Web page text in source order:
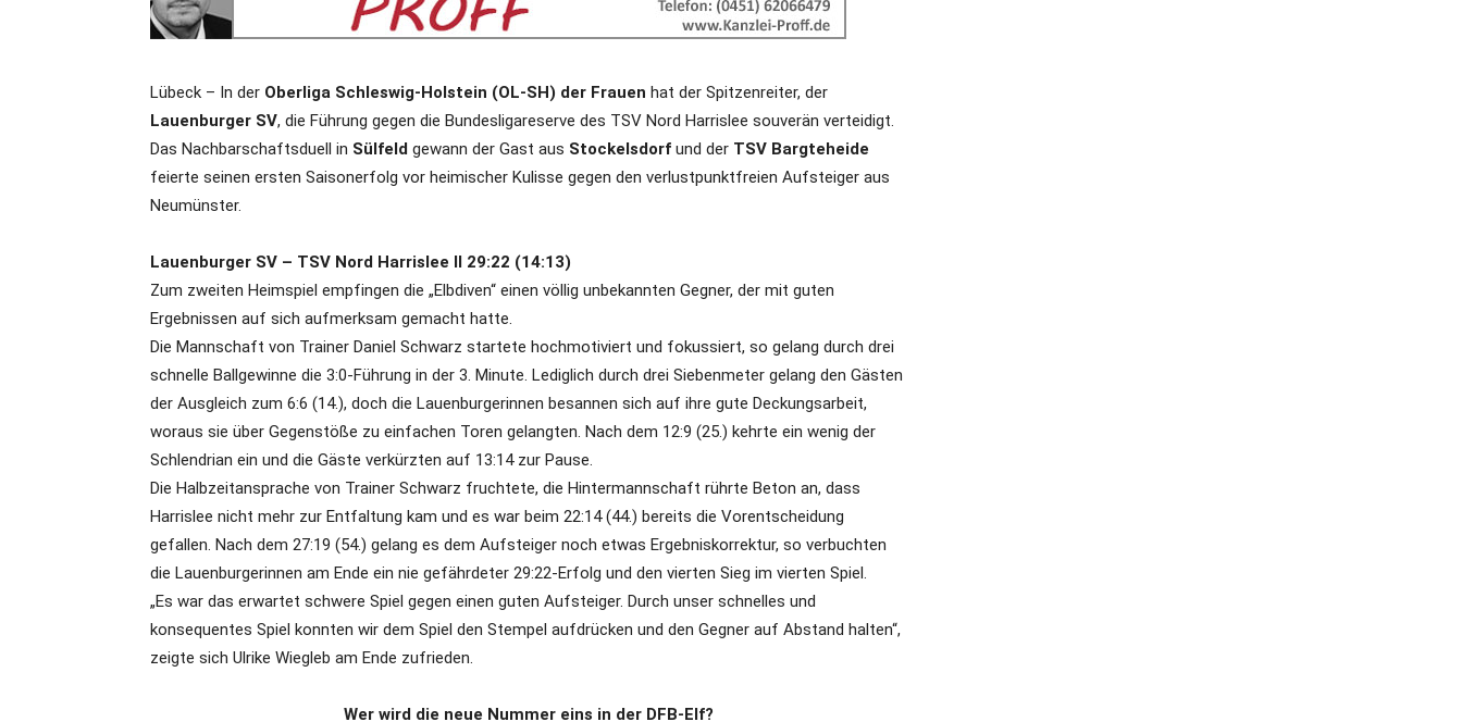
Lübeck – In der Oberliga Schleswig-Holstein (OL-SH) der Frauen hat der Spitzenreiter, der
Lauenburger SV, die Führung gegen die Bundesligareserve des TSV Nord Harrislee souverän verteidigt.
Das Nachbarschaftsduell in Sülfeld gewann der Gast aus Stockelsdorf und der TSV Bargteheide
feierte seinen ersten Saisonerfolg vor heimischer Kulisse gegen den verlustpunktfreien Aufsteiger aus
Neumünster.
Lauenburger SV – TSV Nord Harrislee II 29:22 (14:13)
Zum zweiten Heimspiel empfingen die „Elbdiven“ einen völlig unbekannten Gegner, der mit guten
Ergebnissen auf sich aufmerksam gemacht hatte.
Die Mannschaft von Trainer Daniel Schwarz startete hochmotiviert und fokussiert, so gelang durch drei
schnelle Ballgewinne die 3:0-Führung in der 3. Minute. Lediglich durch drei Siebenmeter gelang den Gästen
der Ausgleich zum 6:6 (14.), doch die Lauenburgerinnen besannen sich auf ihre gute Deckungsarbeit,
woraus sie über Gegenstöße zu einfachen Toren gelangten. Nach dem 12:9 (25.) kehrte ein wenig der
Schlendrian ein und die Gäste verkürzten auf 13:14 zur Pause.
Die Halbzeitansprache von Trainer Schwarz fruchtete, die Hintermannschaft rührte Beton an, dass
Harrislee nicht mehr zur Entfaltung kam und es war beim 22:14 (44.) bereits die Vorentscheidung
gefallen. Nach dem 27:19 (54.) gelang es dem Aufsteiger noch etwas Ergebniskorrektur, so verbuchten
die Lauenburgerinnen am Ende ein nie gefährdeter 29:22-Erfolg und den vierten Sieg im vierten Spiel.
„Es war das erwartet schwere Spiel gegen einen guten Aufsteiger. Durch unser schnelles und
konsequentes Spiel konnten wir dem Spiel den Stempel aufdrücken und den Gegner auf Abstand halten“,
zeigte sich Ulrike Wiegleb am Ende zufrieden.
Wer wird die neue Nummer eins in der DFB-Elf?